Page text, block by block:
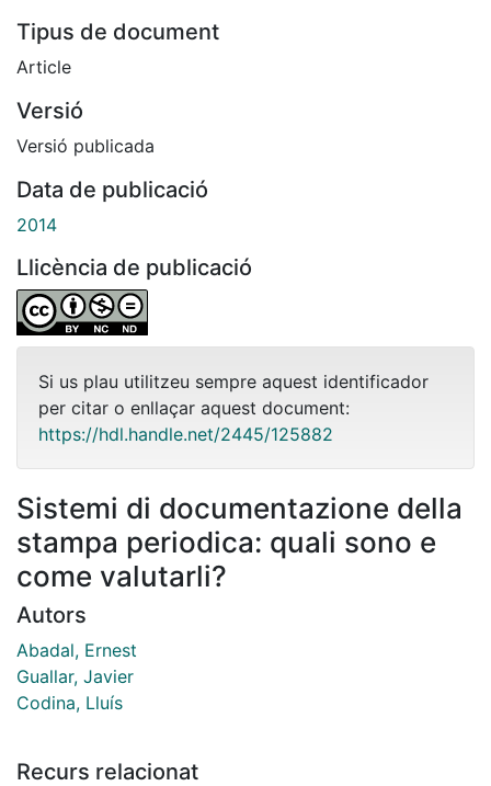
Tipus de document
Article
Versió
Versió publicada
Data de publicació
2014
Llicència de publicació
Si us plau utilitzeu sempre aquest identificador
per citar o enllaçar aquest document:
https://hdl.handle.net/2445/125882
Sistemi di documentazione della
stampa periodica: quali sono e
come valutarli?
Autors
Abadal, Ernest
Guallar, Javier
Codina, Lluís
Recurs relacionat